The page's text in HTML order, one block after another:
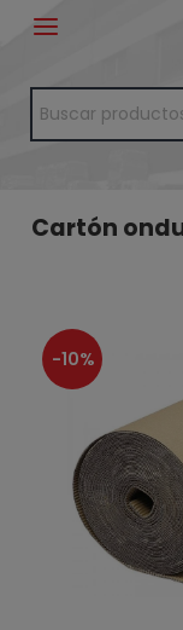
Cartón
-10%